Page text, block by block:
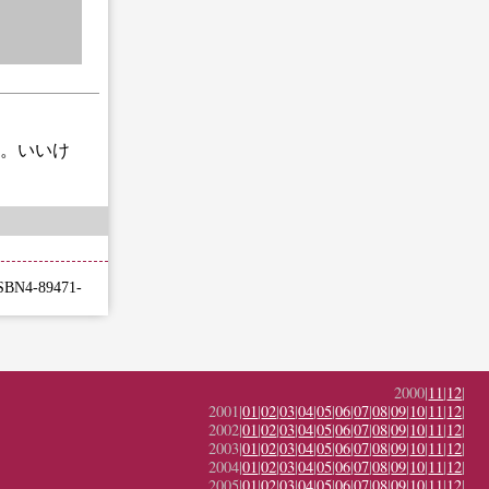
いいけ
89471-
2000|11|12|
2001|01|02|03|04|05|06|07|08|09|10|11|12|
2002|01|02|03|04|05|06|07|08|09|10|11|12|
2003|01|02|03|04|05|06|07|08|09|10|11|12|
2004|01|02|03|04|05|06|07|08|09|10|11|12|